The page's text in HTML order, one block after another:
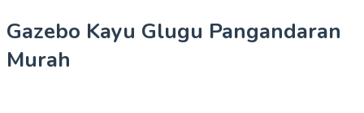
Gazebo Kayu Glugu Pangandaran
Murah